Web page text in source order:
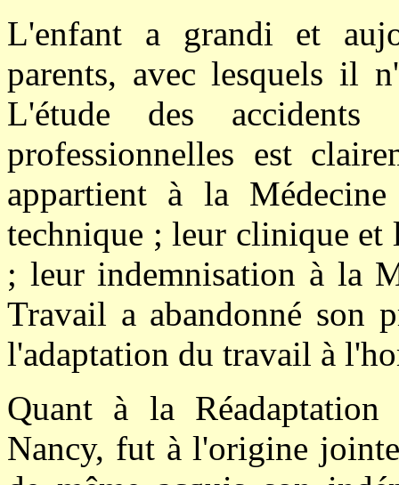
L'enfant a grandi et
parents, avec lesquels il
L'étude des
professionnelles est
appartient à la
technique ; leur clinique et
; leur indemnisation à la
Travail a abandonné son
l'adaptation du travail à
Quant à la
Nancy, fut à l'origine